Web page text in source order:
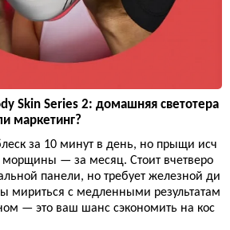
Skin Series 2: домашняя светотера
маркетинг?
за 10 минут в день, но прыщи исч
морщины — за месяц. Стоит вчетверо
панели, но требует железной ди
мириться с медленными результатам
— это ваш шанс сэкономить на кос